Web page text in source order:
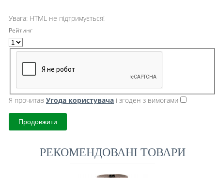
Увага: HTML не підтримується!
Рейтинг
Я прочитав Угода користувача і згоден з вимогами
Продовжити
РЕКОМЕНДОВАНІ ТОВАРИ